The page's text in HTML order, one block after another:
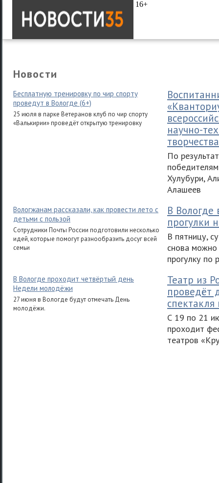
16+
Новости
Бесплатную тренировку по чир спорту
проведут в Вологде (6+)
25 июля в парке Ветеранов клуб по чир спорту
«Валькирии» проведёт открытую тренировку
научно-
творчества
По
Хулубури,
Алашеев
Вологжанам рассказали, как провести лето с
детьми с пользой
Сотрудники Почты России подготовили несколько
идей, которые помогут разнообразить досуг всей
семьи
В Вологде
прогулки
В пятницу,
снова
прогулку по
В Вологде проходит четвёртый день
Недели молодёжи
27 июня в Вологде будут отмечать День
молодёжи.
Театр из
проведёт
спектакля
С 19 по 21
проходит
театров